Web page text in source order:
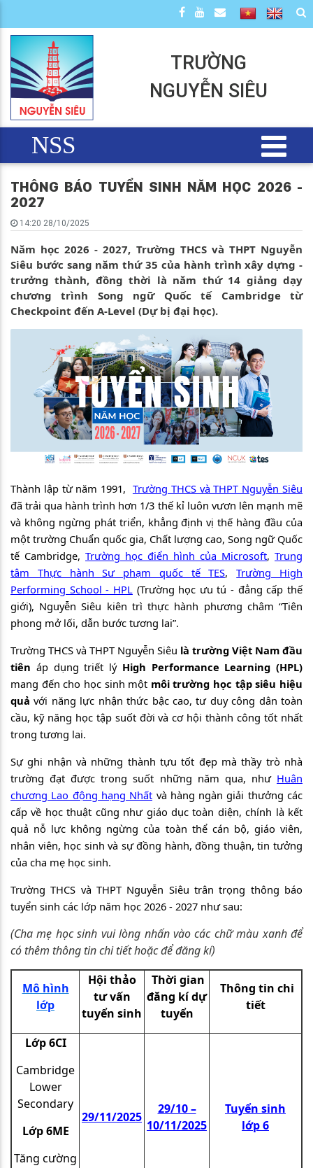
TRƯỜNG
NGUYỄN SIÊU
NSS
THÔNG BÁO TUYỂN SINH NĂM HỌC 2026 -
2027
14:20 28/10/2025
Năm học 2026 - 2027, Trường THCS và THPT Nguyễn
Siêu bước sang năm thứ 35 của hành trình xây dựng -
trưởng thành, đồng thời là năm thứ 14 giảng dạy
chương trình Song ngữ Quốc tế Cambridge từ
Checkpoint đến A-Level (Dự bị đại học).
Thành lập từ năm 1991, Trường THCS và THPT Nguyễn Siêu
đã trải qua hành trình hơn 1/3 thế kỉ luôn vươn lên mạnh mẽ
và không ngừng phát triển, khẳng định vị thế hàng đầu của
một trường Chuẩn quốc gia, Chất lượng cao, Song ngữ Quốc
tế Cambridge, Trường học điển hình của Microsoft, Trung
tâm Thực hành Sư phạm quốc tế TES,Trường High
Performing School - HPL (Trường học ưu tú - đẳng cấp thế
giới), Nguyễn Siêu kiên trì thực hành phương châm “Tiên
phong mở lối, dẫn bước tương lai”.
Trường THCS và THPT Nguyễn Siêu là trường Việt Nam đầu
tiên áp dụng triết lý High Performance Learning (HPL)
mang đến cho học sinh một môi trường học tập siêu hiệu
quả với năng lực nhận thức bậc cao, tư duy công dân toàn
cầu, kỹ năng học tập suốt đời và cơ hội thành công tốt nhất
trong tương lai.
Sự ghi nhận và những thành tựu tốt đẹp mà thầy trò nhà
trường đạt được trong suốt những năm qua, như Huân
chương Lao động hạng Nhất và hàng ngàn giải thưởng các
cấp về học thuật cũng như giáo dục toàn diện, chính là kết
quả nỗ lực không ngừng của toàn thể cán bộ, giáo viên,
nhân viên, học sinh và sự đồng hành, đồng thuận, tin tưởng
của cha mẹ học sinh.
Trường THCS và THPT Nguyễn Siêu trân trọng thông báo
tuyển sinh các lớp năm học 2026 - 2027 như sau:
(Cha mẹ học sinh vui lòng nhấn vào các chữ màu xanh để
có thêm thông tin chi tiết hoặc để đăng kí)
Mô hình
lớp
Hội thảo
tư vấn
tuyển sinh
Thời gian
đăng kí dự
tuyển
Thông tin chi
tiết
Lớp 6CI
Cambridge
Lower
Secondary
Lớp 6ME
Tăng cường
29/11/2025
29/10 –
10/11/2025
Tuyển sinh
lớp 6